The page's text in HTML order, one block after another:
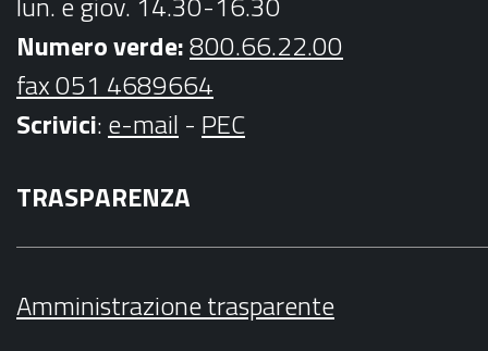
Numero verde:800.66.22.00
fax 051 4689664
Scrivici:e-mail - PEC
TRASPARENZA
Amministrazione trasparente